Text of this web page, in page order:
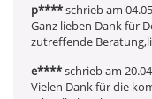
p****schrieb am
Ganz lieben Dank für
zutreffende
e****schrieb am
Vielen Dank für die